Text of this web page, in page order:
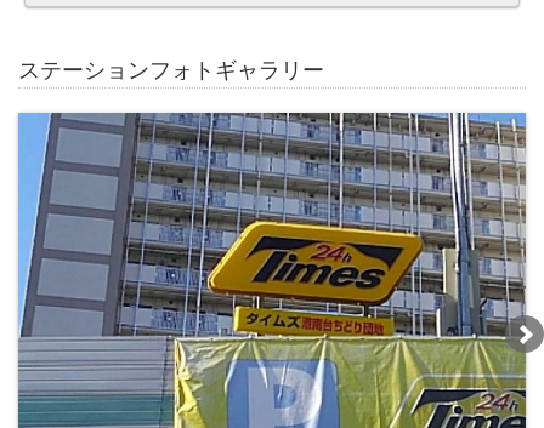
ステーションフォトギャラリー